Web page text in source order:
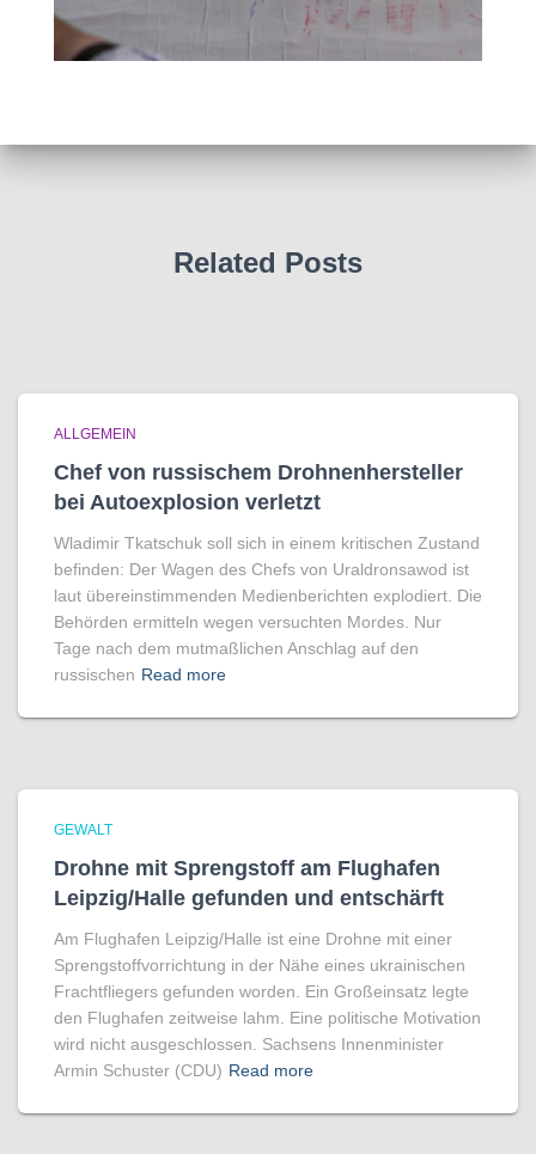
Related Posts
ALLGEMEIN
Chef von russischem Drohnenhersteller
bei Autoexplosion verletzt
Wladimir Tkatschuk soll sich in einem kritischen Zustand
befinden: Der Wagen des Chefs von Uraldronsawod ist
laut übereinstimmenden Medienberichten explodiert. Die
Behörden ermitteln wegen versuchten Mordes. Nur
Tage nach dem mutmaßlichen Anschlag auf den
russischen Read more
GEWALT
Drohne mit Sprengstoff am Flughafen
Leipzig/Halle gefunden und entschärft
Am Flughafen Leipzig/Halle ist eine Drohne mit einer
Sprengstoffvorrichtung in der Nähe eines ukrainischen
Frachtfliegers gefunden worden. Ein Großeinsatz legte
den Flughafen zeitweise lahm. Eine politische Motivation
wird nicht ausgeschlossen. Sachsens Innenminister
Armin Schuster (CDU) Read more